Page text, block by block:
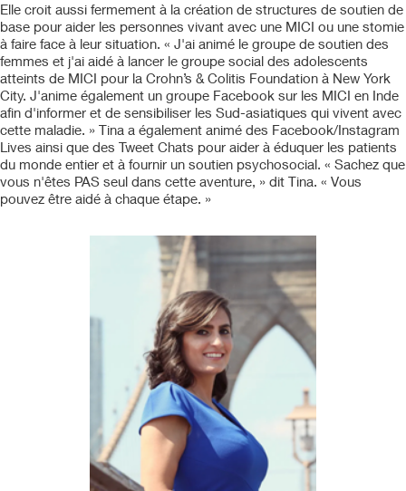
Elle croit aussi fermement à la création de structures de soutien de
base pour aider les personnes vivant avec une MICI ou une stomie
à faire face à leur situation. « J'ai animé le groupe de soutien des
femmes et j'ai aidé à lancer le groupe social des adolescents
atteints de MICI pour la Crohn’s & Colitis Foundation à New York
City. J'anime également un groupe Facebook sur les MICI en Inde
afin d'informer et de sensibiliser les Sud-asiatiques qui vivent avec
cette maladie. » Tina a également animé des Facebook/Instagram
Lives ainsi que des Tweet Chats pour aider à éduquer les patients
du monde entier et à fournir un soutien psychosocial. « Sachez que
vous n'êtes PAS seul dans cette aventure, » dit Tina. « Vous
pouvez être aidé à chaque étape. »